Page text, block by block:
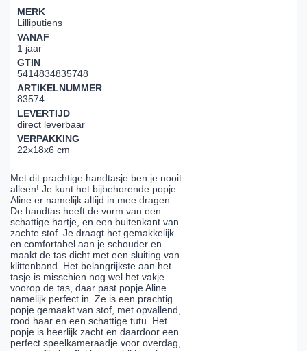
MERK
Lilliputiens
VANAF
1 jaar
GTIN
5414834835748
ARTIKELNUMMER
83574
LEVERTIJD
direct leverbaar
VERPAKKING
22x18x6 cm
Met dit prachtige handtasje ben je nooit
alleen! Je kunt het bijbehorende popje
Aline er namelijk altijd in mee dragen.
De handtas heeft de vorm van een
schattige hartje, en een buitenkant van
zachte stof. Je draagt het gemakkelijk
en comfortabel aan je schouder en
maakt de tas dicht met een sluiting van
klittenband. Het belangrijkste aan het
tasje is misschien nog wel het vakje
voorop de tas, daar past popje Aline
namelijk perfect in. Ze is een prachtig
popje gemaakt van stof, met opvallend,
rood haar en een schattige tutu. Het
popje is heerlijk zacht en daardoor een
perfect speelkameraadje voor overdag,